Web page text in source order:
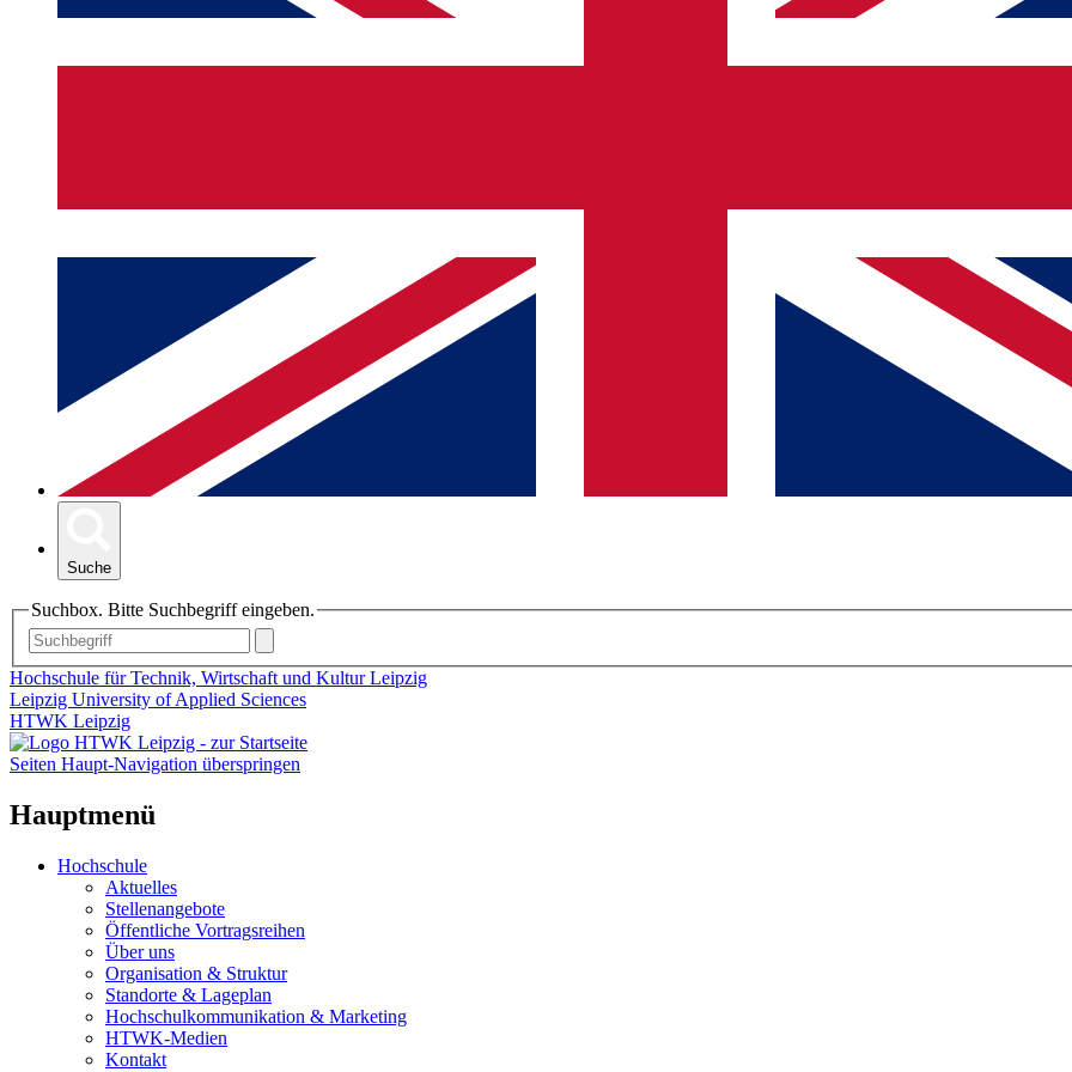
Suche
Suchbox. Bitte Suchbegriff eingeben.
Hochschule für Technik, Wirtschaft und Kultur Leipzig
Leipzig University of Applied Sciences
HTWK Leipzig
Seiten Haupt-Navigation überspringen
Hauptmenü
Hochschule
Aktuelles
Stellenangebote
Öffentliche Vortragsreihen
Über uns
Organisation & Struktur
Standorte & Lageplan
Hochschulkommunikation & Marketing
HTWK-Medien
Kontakt